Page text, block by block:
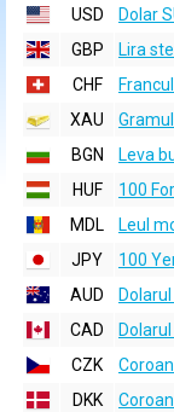
USD
Dolar
GBP
Lira
CHF
XAU
BGN
Leva
HUF
100
MDL
Leul
JPY
100
AUD
CAD
CZK
DKK